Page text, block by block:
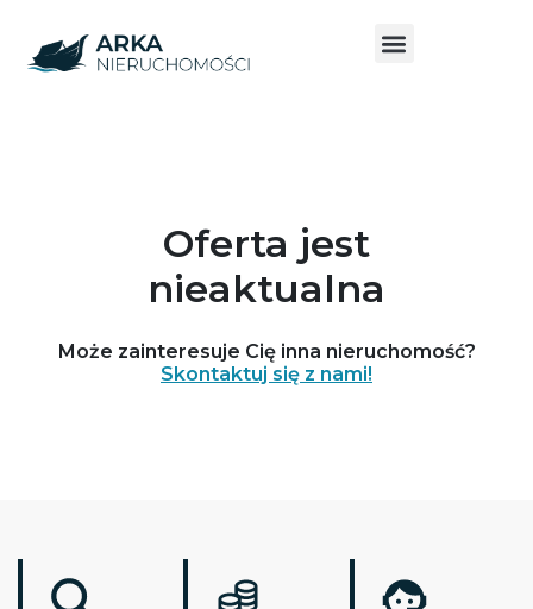
Oferta jest
nieaktualna
Może zainteresuje Cię inna nieruchomość?
Skontaktuj się z nami!